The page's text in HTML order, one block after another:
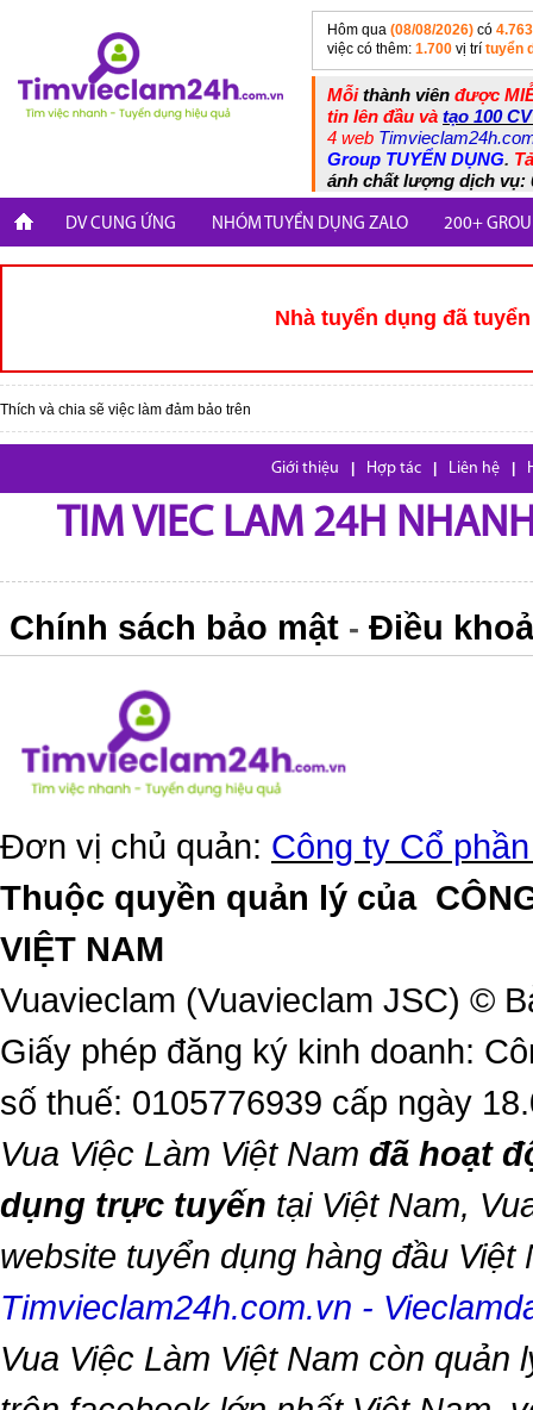
Hôm qua (08/08/2026) có 4.763
việc có thêm: 1.700 vị trí tuyển
Mỗithành viên được
tin lên đầu và tạo 100
4 web
Group TUYỂN DỤNG.
ánh chất lượng dịch vụ:
DV CUNG ỨNG NHÓM TUYỂN DỤNG ZALO 200+
Nhà tuyển dụng đã
Thích và chia sẽ việc làm đảm bảo trên
Giới thiệu Hợp tác Liên hệ
TIM VIEC LAM 24H
Chính sách bảo mật - Điều
Đơn vị chủ quản: Công ty Cổ
Thuộc quyền quản lý của
VIỆT NAM
Vuavieclam (Vuavieclam JSC) ©
Giấy phép đăng ký kinh doanh:
số thuế: 0105776939 cấp ngày
Vua Việc Làm Việt Nam đã hoạt
dụng trực tuyến tại Việt Nam,
website tuyển dụng hàng đầu
Timvieclam24h.com.vn -
Vua Việc Làm Việt Nam còn quản